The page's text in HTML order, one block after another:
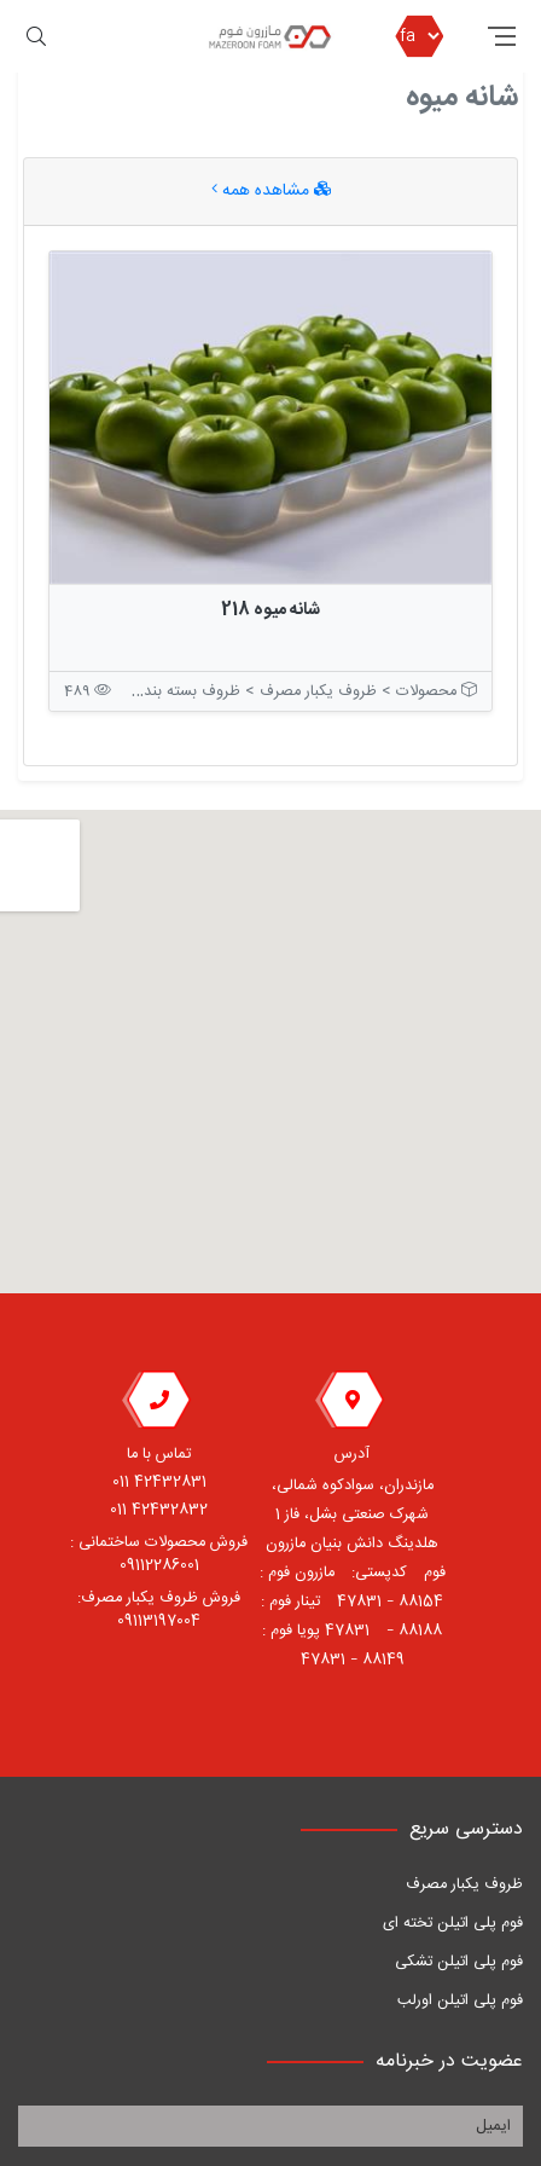
مازرون فوم شانه میوه
شانه میوه
مشاهده همه
شانه میوه 218
محصولات > ظروف یکبار مصرف > ظروف بسته بندی بدون درب
آدرس
مازندران، سوادکوه شمالی،
شهرک صنعتی بشل، فاز 1
هلدینگ دانش بنیان مازرون
فوم ⠀کدپستی: ⠀مازرون فوم :
88154 – 47831 ⠀تینار فوم :
88188 – 47831⠀ پویا فوم :
88149 – 47831
تماس با ما
42432831 011
42432832 011
فروش محصولات ساختمانی :
09112286001
فروش ظروف یکبار مصرف:
09113197004
دسترسی سریع
ظروف یکبار مصرف
فوم پلی اتیلن تخته ای
فوم پلی اتیلن تشکی
فوم پلی اتیلن اورلب
عضویت در خبرنامه